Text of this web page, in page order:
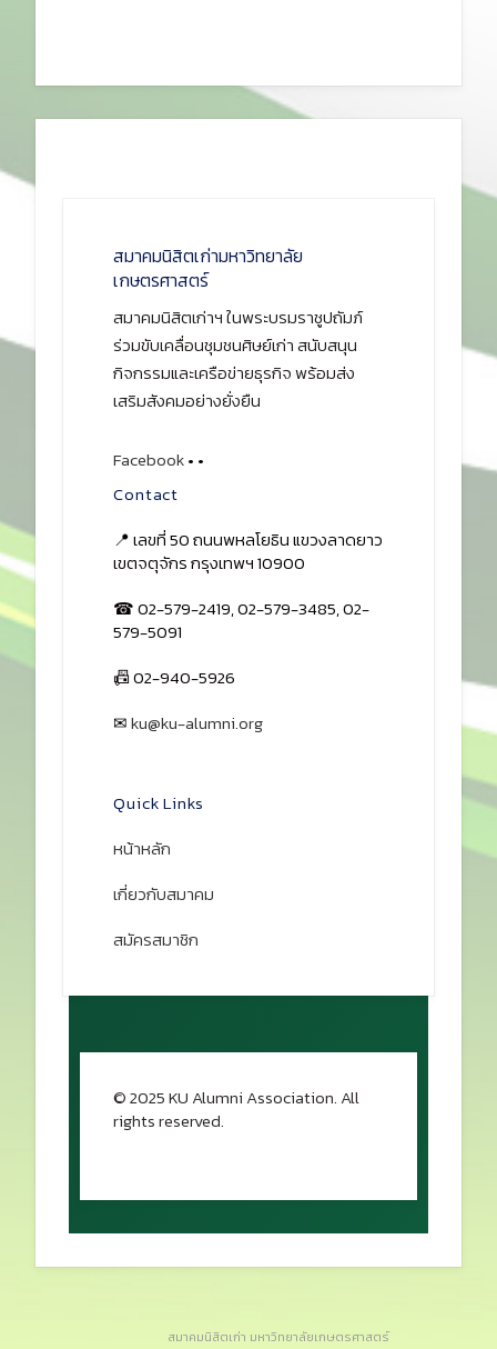
สมาคมนิสิตเก่ามหาวิทยาลัย
เกษตรศาสตร์
สมาคมนิสิตเก่าฯ ในพระบรมราชูปถัมภ์
ร่วมขับเคลื่อนชุมชนศิษย์เก่า สนับสนุน
กิจกรรมและเครือข่ายธุรกิจ พร้อมส่ง
เสริมสังคมอย่างยั่งยืน
Facebook• •
Contact
📍 เลขที่ 50 ถนนพหลโยธิน แขวงลาดยาว
เขตจตุจักร กรุงเทพฯ 10900
☎ 02-579-2419, 02-579-3485, 02-
579-5091
📠 02-940-5926
✉ku@ku-alumni.org
Quick Links
หน้าหลัก
เกี่ยวกับสมาคม
สมัครสมาชิก
© 2025 KU Alumni Association. All
rights reserved.
สมาคมนิสิตเก่า มหาวิทยาลัยเกษตรศาสตร์